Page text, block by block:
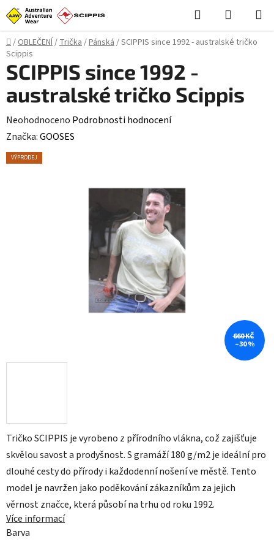
Přejít
na
obsah
Hledat
KOŠÍK
Domů
/OBLEČENÍ/Trička/Pánská/SCIPPIS since 1992 - australské tričko
Scippis
Tričko SCIPPIS je vyrobeno z přírodního vlákna, což zajišťuje
skvělou savost a prodyšnost. S gramáží 180 g/m2 je ideální pro
dlouhé cesty do přírody i každodenní nošení ve městě. Tento
model je navržen jako poděkování zákazníkům za jejich
věrnost značce, která působí na trhu od roku 1992.
Více informací
Barva
SCIPPIS since 1992 -
australské tričko Scippis
Průměrné
hodnocení
produktu
Neohodnoceno Podrobnosti hodnocení
Značka:GOOSES
VÝPRODEJ
660 KČ
–30 %